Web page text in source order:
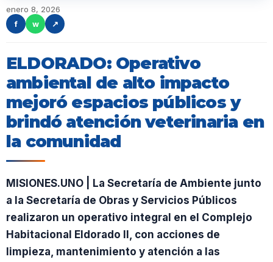
enero 8, 2026
f
w ↗
ELDORADO: Operativo
ambiental de alto impacto
mejoró espacios públicos y
brindó atención veterinaria en
la comunidad
MISIONES.UNO | La Secretaría de Ambiente junto
a la Secretaría de Obras y Servicios Públicos
realizaron un operativo integral en el Complejo
Habitacional Eldorado II, con acciones de
limpieza, mantenimiento y atención a las